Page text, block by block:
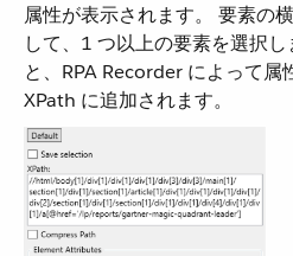
属性が表示されます。 要素の
して、1 つ以上の要素を選択
と、RPA Recorder によって属
XPath に追加されます。